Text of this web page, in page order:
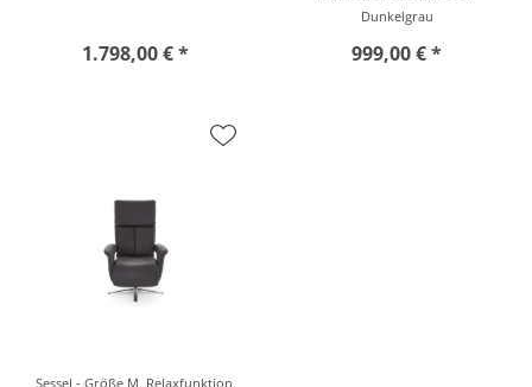
1.798,00 € *
Dunkelgrau
999,00 € *
Sessel - Größe M, Relaxfunktion,